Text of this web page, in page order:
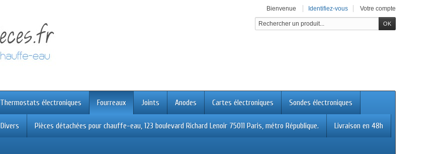
Bienvenue Identifiez-vous Votre compte
Thermostats électroniques Fourreaux Joints Anodes Cartes électroniques Sondes électroniques
Divers Pièces détachées pour chauffe-eau, 123 boulevard Richard Lenoir 75011 Paris, métro République. Livraison en 48h